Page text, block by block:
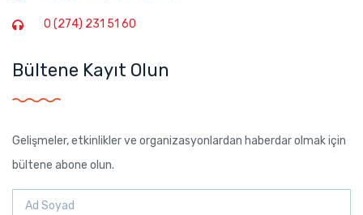
0 (274) 231 51 60
Bültene Kayıt Olun
Gelişmeler, etkinlikler ve organizasyonlardan haberdar olmak için
bültene abone olun.